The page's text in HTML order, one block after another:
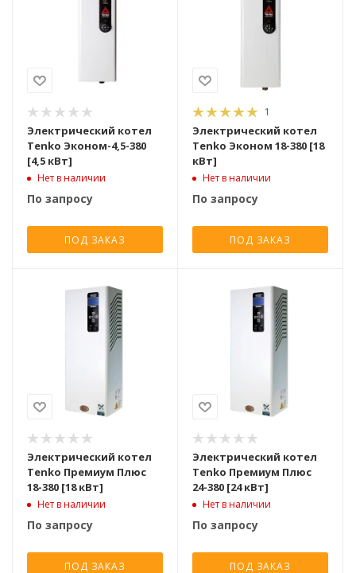
Электрический котел
Tenko Эконом-4,5-380
[4,5 кВт]
Нет в наличии
По запросу
ПОД ЗАКАЗ
1
Электрический котел
Tenko Эконом 18-380 [18
кВт]
Нет в наличии
По запросу
ПОД ЗАКАЗ
Электрический котел
Tenko Премиум Плюс
18-380 [18 кВт]
Нет в наличии
По запросу
ПОД ЗАКАЗ
Электрический котел
Tenko Премиум Плюс
24-380 [24 кВт]
Нет в наличии
По запросу
ПОД ЗАКАЗ